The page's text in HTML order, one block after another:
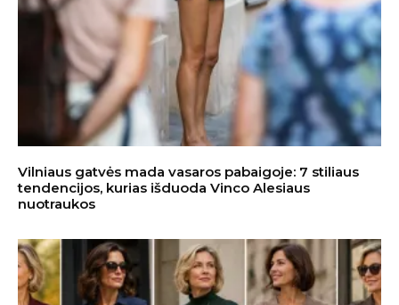
Vilniaus gatvės mada vasaros pabaigoje: 7 stiliaus
tendencijos, kurias išduoda Vinco Alesiaus
nuotraukos